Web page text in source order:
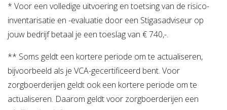
* Voor een volledige uitvoering en toetsing van de risico-
inventarisatie en -evaluatie door een Stigasadviseur op
jouw bedrijf betaal je een toeslag van € 740,-.
** Soms geldt een kortere periode om te actualiseren,
bijvoorbeeld als je VCA-gecertificeerd bent. Voor
zorgboerderijen geldt ook een kortere periode om te
actualiseren. Daarom geldt voor zorgboerderijen een